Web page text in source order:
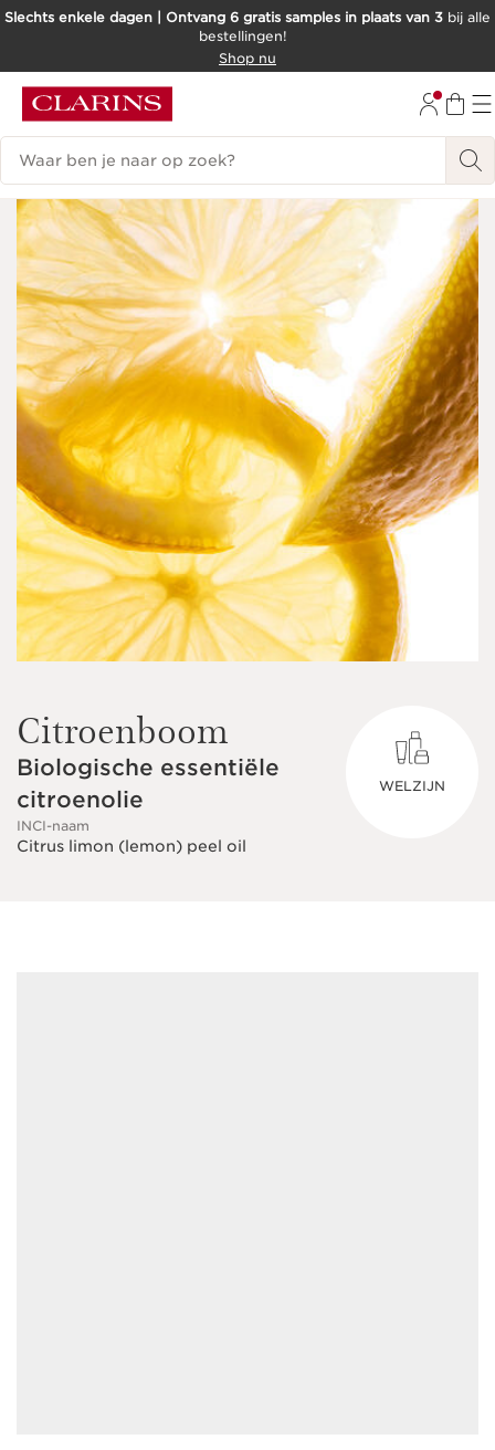
DOORGAAN NAAR INHOUD
Slechts enkele dagen | Ontvang 6 gratis samples in plaats van 3 bij alle
bestellingen!
Shop nu
Zoekgeschiedenis
Citroenboom
Biologische essentiële
citroenolie
INCI-naam
Citrus limon (lemon) peel oil
WELZIJN